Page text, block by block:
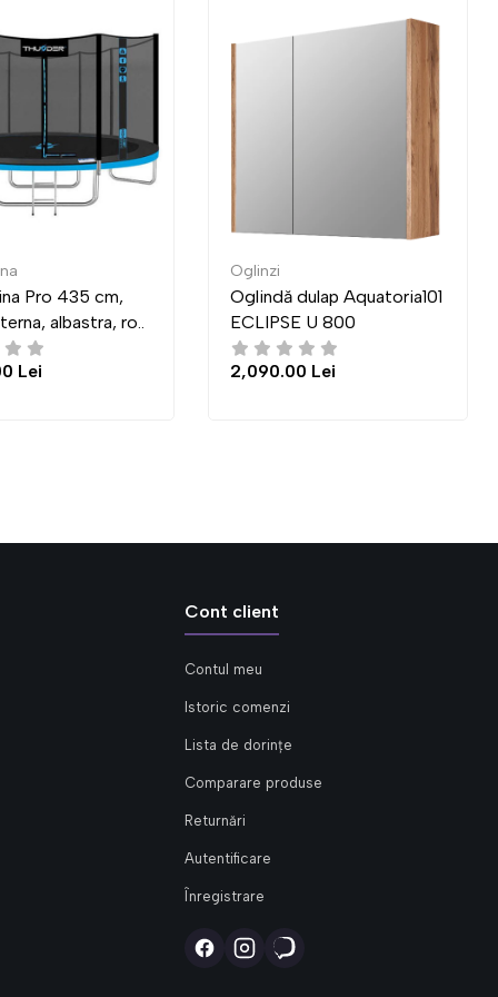
dulap Aquatoria101
U 800
Lei
Masa Indart Transformer
03 (83x83 cm)
4,300.00 Lei
Cont client
Contul meu
Istoric comenzi
Lista de dorințe
Comparare produse
Returnări
Autentificare
Înregistrare